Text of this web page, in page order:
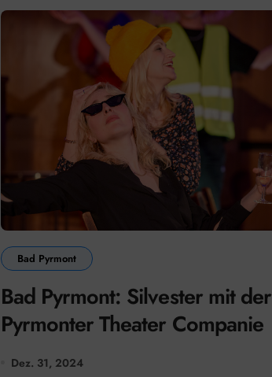
Bad Pyrmont
Bad Pyrmont: Silvester mit der
Pyrmonter Theater Companie
Dez. 31, 2024